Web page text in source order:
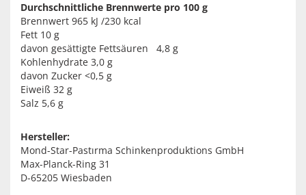
Durchschnittliche Brennwerte pro 100 g
Brennwert 965 kJ /230 kcal
Fett 10 g
davon gesättigte Fettsäuren 4,8 g
Kohlenhydrate 3,0 g
davon Zucker <0,5 g
Eiweiß 32 g
Salz 5,6 g
Hersteller:
Mond-Star-Pastırma Schinkenproduktions GmbH
Max-Planck-Ring 31
D-65205 Wiesbaden